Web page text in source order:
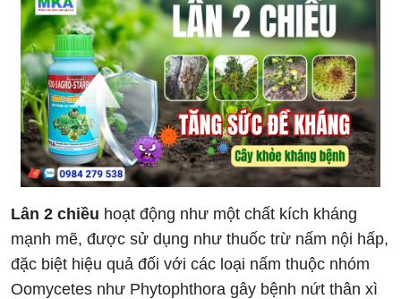
Lân 2 chiều hoạt động như một chất kích kháng
mạnh mẽ, được sử dụng như thuốc trừ nấm nội hấp,
đặc biệt hiệu quả đối với các loại nấm thuộc nhóm
Oomycetes như Phytophthora gây bệnh nứt thân xì